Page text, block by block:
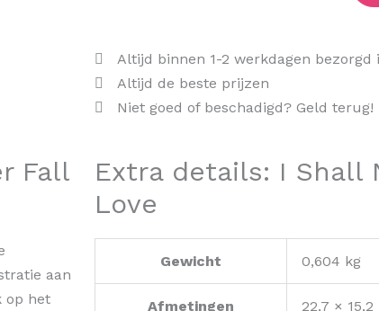
Altijd binnen 1-2 werkdagen bezorgd
Altijd de beste prijzen
Niet goed of beschadigd? Geld terug!
Fall
aan
op het
Extra details: I Shall
Love
Gewicht 0,604 kg
Afmetingen 22,7 ×